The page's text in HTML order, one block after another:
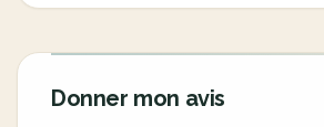
Donner mon avis